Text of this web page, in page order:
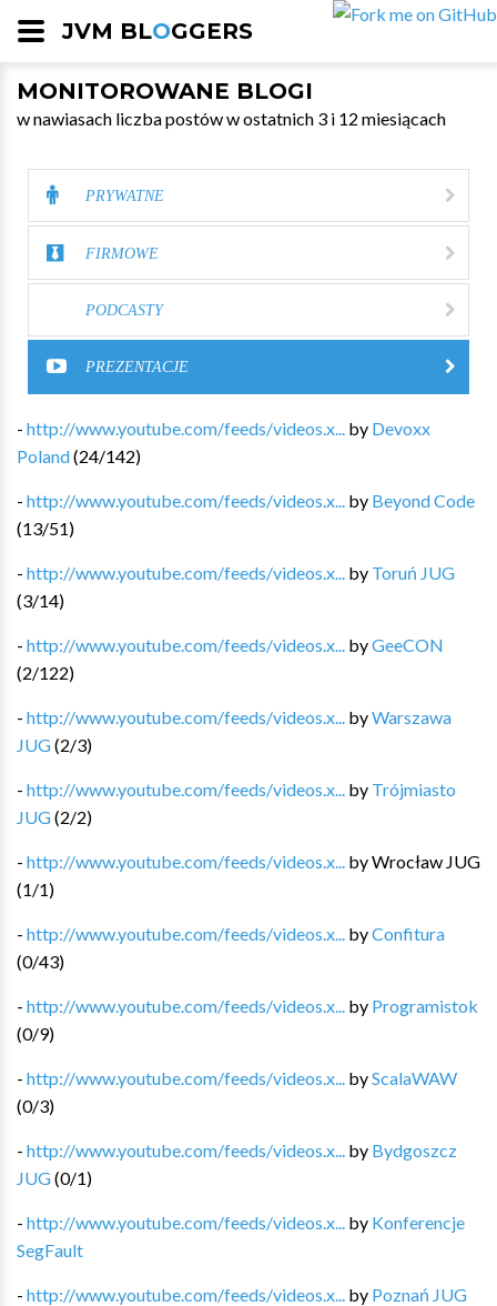
JVM BLOGGERS
MONITOROWANE BLOGI
w nawiasach liczba postów w ostatnich 3 i 12 miesiącach
PRYWATNE
FIRMOWE
PODCASTY
PREZENTACJE
- http://www.youtube.com/feeds/videos.x... by Devoxx
Poland(24/142)
- http://www.youtube.com/feeds/videos.x... by Beyond Code
(13/51)
- http://www.youtube.com/feeds/videos.x... by Toruń JUG
(3/14)
- http://www.youtube.com/feeds/videos.x... byGeeCON
(2/122)
- http://www.youtube.com/feeds/videos.x... byWarszawa
JUG(2/3)
- http://www.youtube.com/feeds/videos.x... by Trójmiasto
JUG(2/2)
- http://www.youtube.com/feeds/videos.x... byWrocław JUG
(1/1)
- http://www.youtube.com/feeds/videos.x... byConfitura
(0/43)
- http://www.youtube.com/feeds/videos.x... by Programistok
(0/9)
- http://www.youtube.com/feeds/videos.x... byScalaWAW
(0/3)
- http://www.youtube.com/feeds/videos.x... by Bydgoszcz
JUG(0/1)
- http://www.youtube.com/feeds/videos.x... by Konferencje
SegFault
- http://www.youtube.com/feeds/videos.x... by Poznań JUG